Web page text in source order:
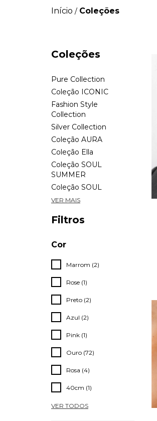
Início / Coleções
Coleções
Pure Collection
Coleção ICONIC
Fashion Style
Collection
Silver Collection
Coleção AURA
Coleção Ella
Coleção SOUL
SUMMER
Coleção SOUL
VER MAIS
Filtros
Cor
Marrom (2)
Rose (1)
Preto (2)
Azul (2)
Pink (1)
Ouro (72)
Rosa (4)
40cm (1)
VER TODOS